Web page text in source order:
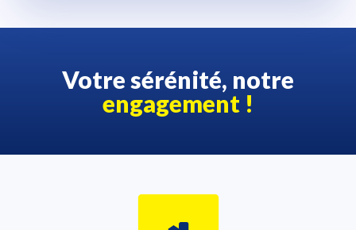
Votre sérénité, notre
engagement !